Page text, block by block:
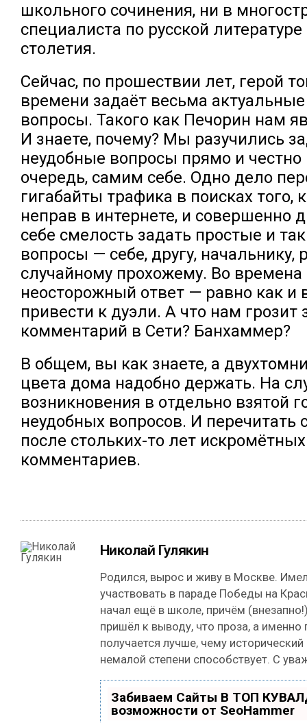
школьного сочинения, ни в
специалиста по русской
столетия.
Сейчас, по прошествии лет, герой
времени задаёт весьма
вопросы. Такого как Печорин нам
И знаете, почему? Мы разучились
неудобные вопросы прямо и честно
очередь, самим себе. Одно дело
гигабайты трафика в поисках того,
неправ в интернете, и совершенно
себе смелость задать простые и
вопросы — себе, другу, начальнику,
случайному прохожему. Во
неосторожный ответ — равно как и
привести к дуэли. А что нам
комментарий в Сети? Банхаммер?
В общем, вы как знаете, а
цвета дома надобно держать. На
возникновения в отдельно взятой
неудобных вопросов. И перечитать
после стольких-то лет
комментариев.
Николай Гулякин
Родился, вырос и живу в Москве.
участвовать в параде Победы на
начал ещё в школе, причём
пришёл к выводу, что проза, а именно
получается лучше, чему
немалой степени способствует. С
Забиваем Сайты В ТОП
возможности от SeoHammer